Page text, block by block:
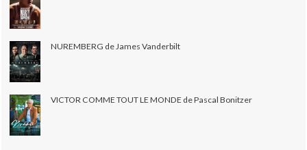
NUREMBERG de James Vanderbilt
VICTOR COMME TOUT LE MONDE de Pascal Bonitzer